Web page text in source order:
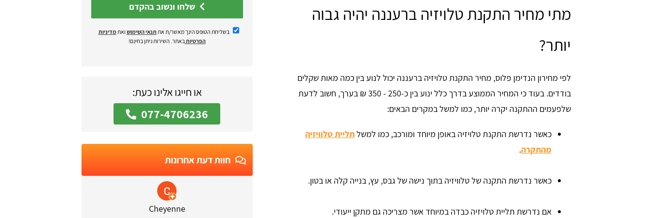
מתי מחיר התקנת טלויזיה ברעננה יהיה גבוה
יותר?
לפי מחירון הנדימן פלוס, מחיר התקנת טלויזיה ברעננה יכול לנוע בין כמה מאות שקלים
בודדים. בעוד כי המחיר הממוצע בדרך כלל ינוע בין כ-250 - 350 ₪ בערך, חשוב לדעת
שלפעמים ההתקנה יקרה יותר, כמו למשל במקרים הבאים:
כאשר נדרשת התקנת טלויזיה באופן מיוחד ומורכב, כמו למשלתליית טלוויזיה
מהתקרה.
כאשר נדרשת התקנה של טלוויזיה בתוך נישה של גבס, עץ, בנייה קלה או בטון.
אם נדרשת תליית טלויזיה כבדה במיוחד אשר מצריכה גם מתקן ייעודי.
שלחו ונשוב בהקדם
בשליחת הטופס הינך מאשר/ת את תנאי השימוש ואתמדיניות
הפרטיותבאתר. השירות ניתן בחינם!
או חייגו אלינו כעת:
077-4706236
חוות דעת אחרונות
Cheyenne Ruth Moatti David Tabadi